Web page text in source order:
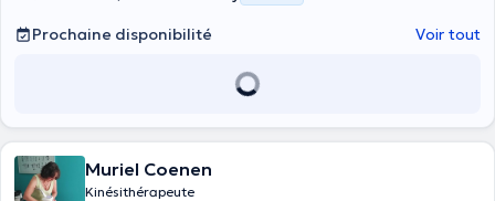
Prochaine disponibilité Voir tout
Muriel Coenen
Kinésithérapeute